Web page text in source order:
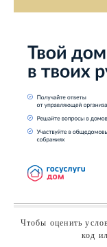
Чтобы оценить
код